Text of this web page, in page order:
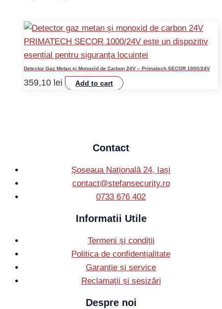
Detector Gaz Metan și Monoxid de Carbon 24V – Primatech SECOR 1000/24V
359,10 lei Add to cart
Contact
Șoseaua Națională 24, Iași
contact@stefansecurity.ro
0733 676 402
Informatii Utile
Termeni și condiții
Politica de confidențialitate
Garanție și service
Reclamații și sesizări
Despre noi